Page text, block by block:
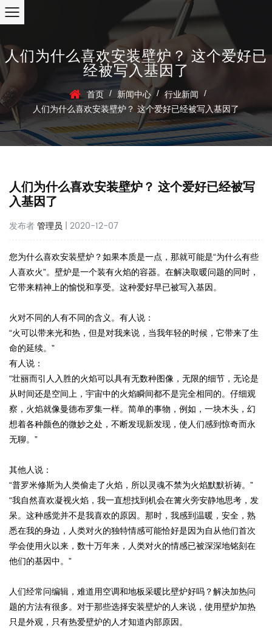
人们为什么喜欢安装壁炉？ 这个爱好已
经被写入基因了
首页 / 新闻中心 / 行业新闻
/
人们为什么喜欢安装壁炉？ 这个爱好已经被写入基因了
人们为什么喜欢安装壁炉？ 这个爱好已经被写
入基因了
发布者管理员 | 2020-12-07
您为什么喜欢安装壁炉？如果本质是一点，那就可能是“为什么有些
人喜欢火”。壁炉是一个装有火焰的容器。在解决取暖问题的同时，
它带来精神上的愉悦和享受。这种爱好早已被写入基因。
火对不同的人有不同的含义。有人说：
“火可以带来光和热，但是对我来说，当我年轻的时候，它带来了生
命的延续。”
有人说：
“壮丽而引人入胜的火焰可以具有无数种图像，无限的细节，无论是
从时间还是空间上，宇宙中的火焰瞬间都不是完全相同的。仔细观
察，火焰就像曼德布罗集一样。简单的事物，例如，一块木头，幻
想着各种颜色的微妙之处，不断发现新发现，使人们感到惊奇而永
无聊。”
其他人说：
“普罗米修斯为人类偷走了火焰，所以灵魂不禁为火焰默默祈祷。”
“我自然喜欢凝视火焰，我一直想找到机会在篝火旁安静地思考，发
呆。这种感觉并不是我喜欢的原因。那时，我感到温暖，安全，熟
悉在我的身边，人类对火的独特情感可能恰好是因为自从他们首次
学会使用火以来，数十万年来，人类对火的情感已被深深地铭刻在
他们的基因中。”
人们经常问编辑，难道用空调和地板采暖比壁炉好吗？解决加热问
题的方法有很多。对于那些选择安装壁炉的人来说，使用壁炉加热
只是外观，只有热爱壁炉的人才知道内部原因。